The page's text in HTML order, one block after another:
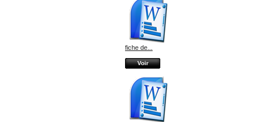
fiche de...
Voir